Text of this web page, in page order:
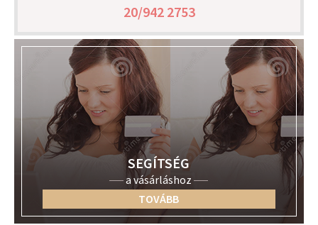
20/942 2753
SEGÍTSÉG
a vásárláshoz
TOVÁBB